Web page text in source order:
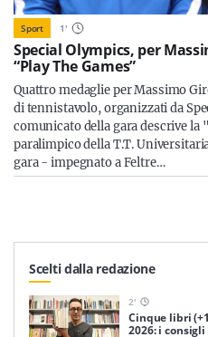
Sport 1'
Special Olympics, per
“Play The Games”
Quattro medaglie per Massimo
di tennistavolo, organizzati da
comunicato della gara descrive
paralimpico della T.T.
gara - impegnato a Feltre…
Scelti dalla redazione
2'
Cinque libri
2026: i